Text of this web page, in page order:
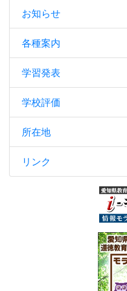
お知らせ
各種案内
学習発表
学校評価
所在地
リンク